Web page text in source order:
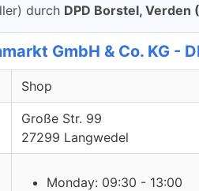
durch DPD Borstel, Verden
GmbH & Co. KG -
Shop
Große Str. 99
27299 Langwedel
Monday: 09:30 - 13:00